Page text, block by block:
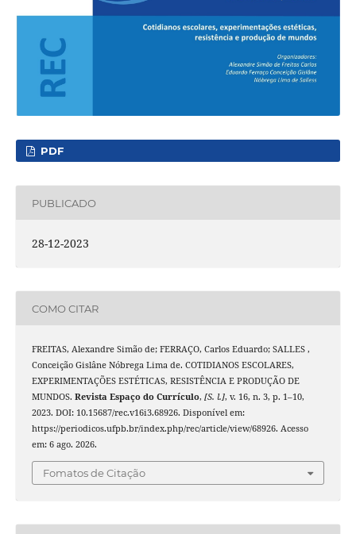
PDF
PUBLICADO
28-12-2023
COMO CITAR
FREITAS, Alexandre Simão de; FERRAÇO, Carlos Eduardo; SALLES ,
Conceição Gislâne Nóbrega Lima de. COTIDIANOS ESCOLARES,
EXPERIMENTAÇÕES ESTÉTICAS, RESISTÊNCIA E PRODUÇÃO DE
MUNDOS. Revista Espaço do Currículo, [S. l.], v. 16, n. 3, p. 1–10,
2023. DOI: 10.15687/rec.v16i3.68926. Disponível em:
https://periodicos.ufpb.br/index.php/rec/article/view/68926. Acesso
em: 6 ago. 2026.
Fomatos de Citação